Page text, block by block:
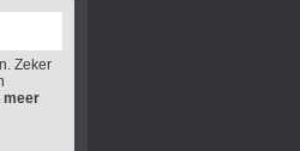
Zeker
meer